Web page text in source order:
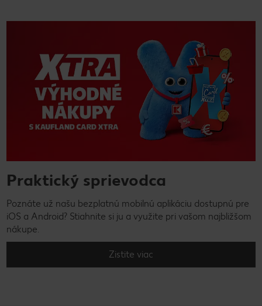
Praktický sprievodca
Poznáte už našu bezplatnú mobilnú aplikáciu dostupnú pre
iOS a Android? Stiahnite si ju a využite pri vašom najbližšom
nákupe.
Zistite viac